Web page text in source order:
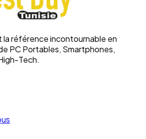
la référence incontournable en
PC Portables, Smartphones,
Tech.